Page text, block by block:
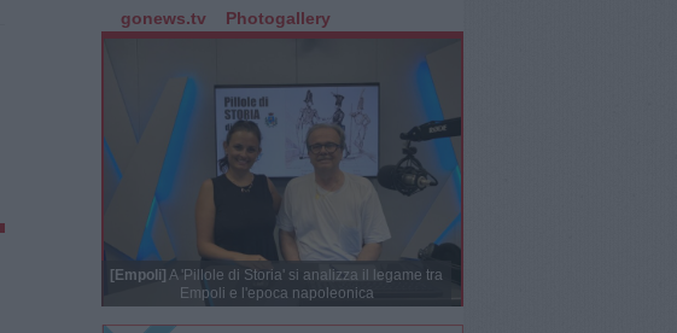
gonews.tv Photogallery
[Empoli] A 'Pillole di Storia' si analizza il legame tra
Empoli e l'epoca napoleonica